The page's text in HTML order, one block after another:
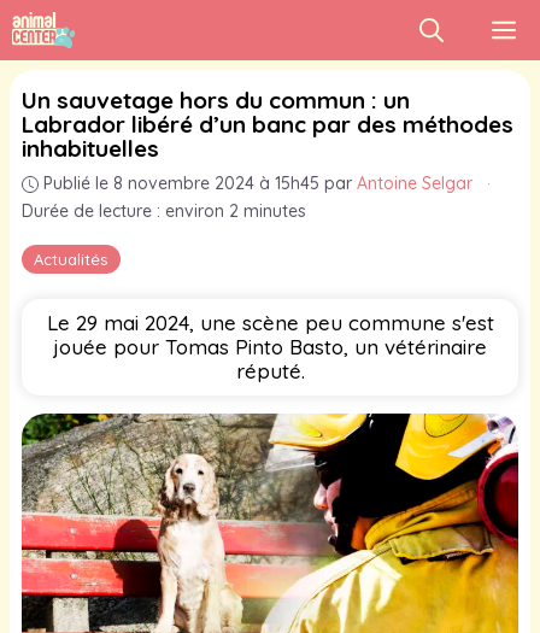
Aller
au
contenu
Actualités
Un sauvetage hors du commun : un
Labrador libéré d’un banc par des méthodes
inhabituelles
Publié le 8 novembre 2024 à 15h45 par Antoine Selgar
·
Durée de lecture : environ 2 minutes
Le 29 mai 2024, une scène peu commune s'est
jouée pour Tomas Pinto Basto, un vétérinaire
réputé.